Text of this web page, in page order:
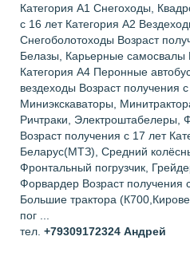
Категория А1 Снегоходы,
с 16 лет Категория А2
Снегоболотоходы Возраст
Белазы, Карьерные самосвалы
Категория А4 Перонные
вездеходы Возраст получения
Миниэкскаваторы,
Ричтраки, Электроштабелеры,
Возраст получения с 17 лет
Беларус(МТЗ), Средний
Фронтальный погрузчик,
Форвардер Возраст получения
Большие трактора
пог ...
тел. +79309172324 Андрей